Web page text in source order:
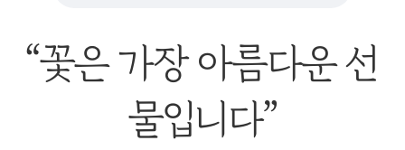
“꽃은 가장 아름다운 선
물입니다”